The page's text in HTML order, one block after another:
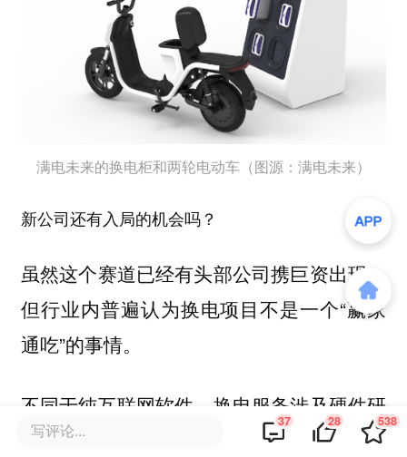
满电未来的换电柜和两轮电动车（图源：满电未来）
新公司还有入局的机会吗？
虽然这个赛道已经有头部公司携巨资出现，
但行业内普遍认为换电项目不是一个“赢家
通吃”的事情。
不同于纯互联网软件，换电服务涉及硬件研
发和线下落地，很难瞬间铺开并获得规模效
写评论... 37 28 538